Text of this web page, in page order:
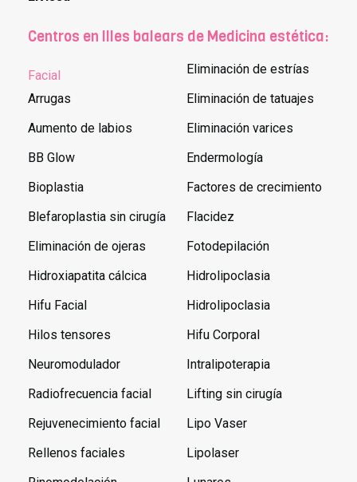
Centros en Illes balears de Medicina estética:
Facial
Arrugas
Aumento de labios
BB Glow
Bioplastia
Blefaroplastia sin cirugía
Eliminación de ojeras
Hidroxiapatita cálcica
Hifu Facial
Hilos tensores
Neuromodulador
Radiofrecuencia facial
Rejuvenecimiento facial
Rellenos faciales
Eliminación de estrías
Eliminación de tatuajes
Eliminación varices
Endermología
Factores de crecimiento
Flacidez
Fotodepilación
Hidrolipoclasia
Hidrolipoclasia
Hifu Corporal
Intralipoterapia
Lifting sin cirugía
Lipo Vaser
Lipolaser